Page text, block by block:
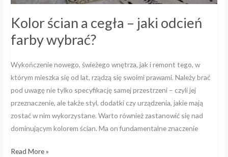
Kolor ścian a cegła – jaki odcień
farby wybrać?
Wykończenie nowego, świeżego wnętrza, jak i remont tego, w
którym mieszka się od lat, rządzą się swoimi prawami. Należy brać
pod uwagę nie tylko specyfikację samej przestrzeni – czyli jej
przeznaczenie, ale także styl, dodatki czy urządzenia, jakie mają
zostać w nim wykorzystane. Warto również zastanowić się nad
dominującym kolorem ścian. Ma on fundamentalne znaczenie
Read More »